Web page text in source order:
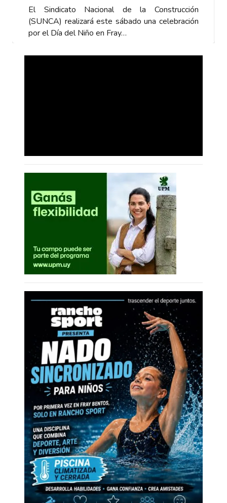
El Sindicato Nacional de la Construcción
(SUNCA) realizará este sábado una celebración
por el Día del Niño en Fray…